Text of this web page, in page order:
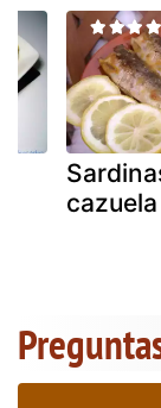
cazuela